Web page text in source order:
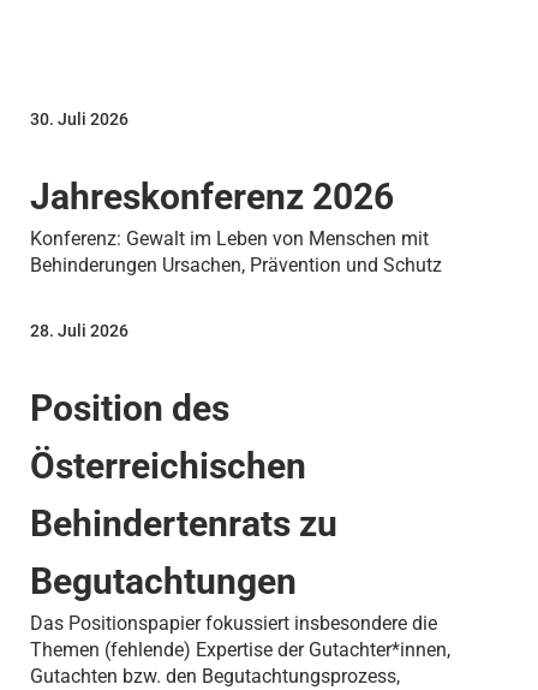
Jahreskonferenz 2026
30. Juli 2026
Konferenz: Gewalt im Leben von Menschen mit
Behinderungen Ursachen, Prävention und Schutz
Position des
Österreichischen
Behindertenrats zu
Begutachtungen
28. Juli 2026
Das Positionspapier fokussiert insbesondere die
Themen (fehlende) Expertise der Gutachter*innen,
Gutachten bzw. den Begutachtungsprozess,